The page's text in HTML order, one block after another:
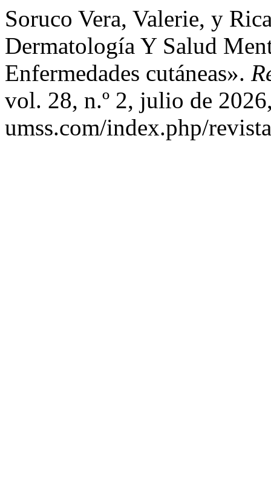
Soruco Vera, Valerie, y
⁠Dermatología Y Salud
Enfermedades cutáneas».
vol. 28, n.º 2, julio de
umss.com/index.php/